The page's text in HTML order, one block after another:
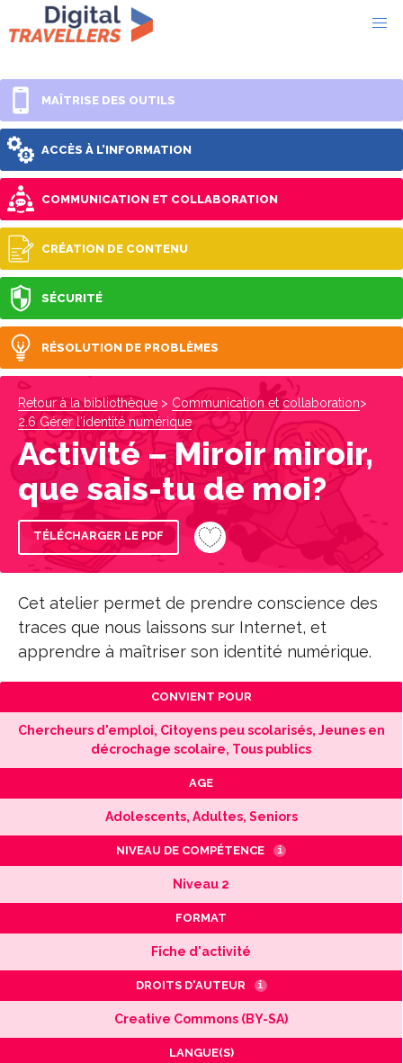
MAÎTRISE DES OUTILS
ACCÈS À L’INFORMATION
COMMUNICATION ET COLLABORATION
CRÉATION DE CONTENU
SÉCURITÉ
RÉSOLUTION DE PROBLÈMES
Retour à la bibliothèque > Communication et collaboration>
2.6 Gérer l'identité numérique
Activité – Miroir miroir,
que sais-tu de moi?
TÉLÉCHARGER LE PDF
Cet atelier permet de prendre conscience des
traces que nous laissons sur Internet, et
apprendre à maîtriser son identité numérique.
CONVIENT POUR
Chercheurs d'emploi, Citoyens peu scolarisés, Jeunes en
décrochage scolaire, Tous publics
AGE
Adolescents, Adultes, Seniors
NIVEAU DE COMPÉTENCE i
Niveau 2
FORMAT
Fiche d'activité
DROITS D'AUTEUR i
Creative Commons (BY-SA)
LANGUE(S)